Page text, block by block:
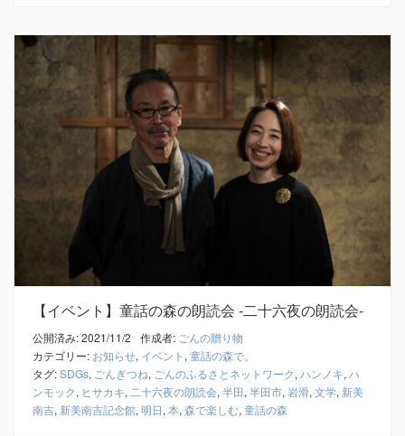
【イベント】童話の森の朗読会 -二十六夜の朗読会-
公開済み: 2021/11/2 作成者: ごんの贈り物
カテゴリー: お知らせ, イベント , 童話の森で。
タグ:SDGs, ごんぎつね, ごんのふるさとネットワーク, ハンノキ, ハ
ンモック, ヒサカキ, 二十六夜の朗読会, 半田, 半田市, 岩滑, 文学, 新美
南吉, 新美南吉記念館, 明日, 本, 森で楽しむ, 童話の森